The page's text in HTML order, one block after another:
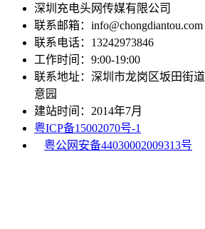
深圳充电头网传媒有限公司
联系邮箱：info@chongdiantou.com
联系电话：13242973846
工作时间：9:00-19:00
联系地址：深圳市龙岗区坂田街
意园
建站时间：2014年7月
粤ICP备15002070号-1
粤公网安备44030002009313号